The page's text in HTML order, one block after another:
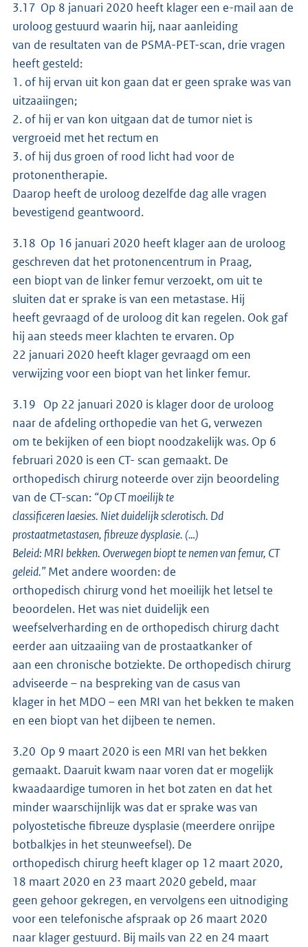
3.17 Op 8 januari 2020 heeft klager een e-mail aan de
uroloog gestuurd waarin hij, naar aanleiding
van de resultaten van de PSMA-PET-scan, drie vragen
heeft gesteld:
1. of hij ervan uit kon gaan dat er geen sprake was van
uitzaaiingen;
2. of hij er van kon uitgaan dat de tumor niet is
vergroeid met het rectum en
3. of hij dus groen of rood licht had voor de
protonentherapie.
Daarop heeft de uroloog dezelfde dag alle vragen
bevestigend geantwoord.
3.18 Op 16 januari 2020 heeft klager aan de uroloog
geschreven dat het protonencentrum in Praag,
een biopt van de linker femur verzoekt, om uit te
sluiten dat er sprake is van een metastase. Hij
heeft gevraagd of de uroloog dit kan regelen. Ook gaf
hij aan steeds meer klachten te ervaren. Op
22 januari 2020 heeft klager gevraagd om een
verwijzing voor een biopt van het linker femur.
3.19 Op 22 januari 2020 is klager door de uroloog
naar de afdeling orthopedie van het G, verwezen
om te bekijken of een biopt noodzakelijk was. Op 6
februari 2020 is een CT- scan gemaakt. De
orthopedisch chirurg noteerde over zijn beoordeling
van de CT-scan: “Op CT moeilijk te
classificeren laesies. Niet duidelijk sclerotisch. Dd
prostaatmetastasen, fibreuze dysplasie. (…)
Beleid: MRI bekken. Overwegen biopt te nemen van femur, CT
geleid.”Met andere woorden: de
orthopedisch chirurg vond het moeilijk het letsel te
beoordelen. Het was niet duidelijk een
weefselverharding en de orthopedisch chirurg dacht
eerder aan uitzaaiing van de prostaatkanker of
aan een chronische botziekte. De orthopedisch chirurg
adviseerde – na bespreking van de casus van
klager in het MDO – een MRI van het bekken te maken
en een biopt van het dijbeen te nemen.
3.20 Op 9 maart 2020 is een MRI van het bekken
gemaakt. Daaruit kwam naar voren dat er mogelijk
kwaadaardige tumoren in het bot zaten en dat het
minder waarschijnlijk was dat er sprake was van
polyostetische fibreuze dysplasie (meerdere onrijpe
botbalkjes in het steunweefsel). De
orthopedisch chirurg heeft klager op 12 maart 2020,
18 maart 2020 en 23 maart 2020 gebeld, maar
geen gehoor gekregen, en vervolgens een uitnodiging
voor een telefonische afspraak op 26 maart 2020
naar klager gestuurd. Bij mails van 22 en 24 maart